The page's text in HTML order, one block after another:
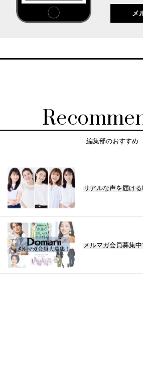
メ
編集部のおすすめ
リアルな声を届け
メルマガ会員募集中